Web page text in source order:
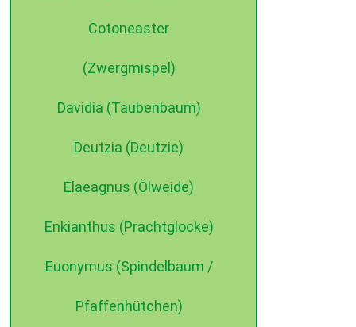
Cotoneaster
(Zwergmispel)
Davidia (Taubenbaum)
Deutzia (Deutzie)
Elaeagnus (Ölweide)
Enkianthus (Prachtglocke)
Euonymus (Spindelbaum /
Pfaffenhütchen)